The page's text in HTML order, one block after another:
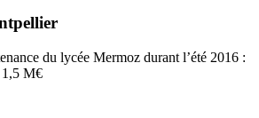
du lycée Mermoz durant l’été 2016 :
1,5 M€